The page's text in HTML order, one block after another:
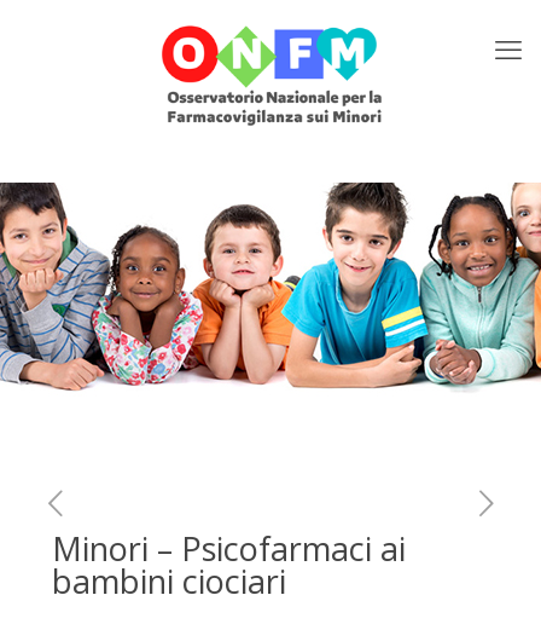
Minori – Psicofarmaci ai
bambini ciociari